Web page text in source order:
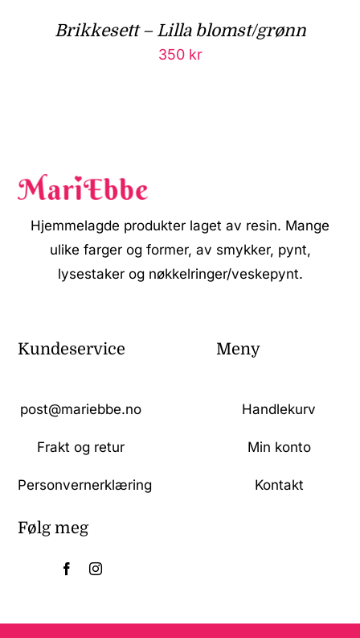
Brikkesett – Lilla blomst/grønn
350 kr
Hjemmelagde produkter laget av resin. Mange
ulike farger og former, av smykker, pynt,
lysestaker og nøkkelringer/veskepynt.
Kundeservice
post@mariebbe.no
Frakt og retur
Personvernerklæring
Meny
Handlekurv
Min konto
Kontakt
Følg meg